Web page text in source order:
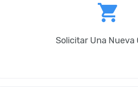
shopping_cart
Solicitar Una Nueva